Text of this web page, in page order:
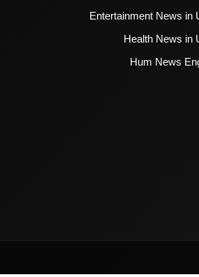
Entertainment News in
Health News in
Hum News